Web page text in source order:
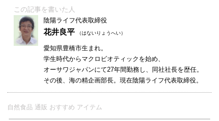
この記事を書いた人
陰陽ライフ代表取締役
花井良平 （はないりょうへい）
愛知県豊橋市生まれ。
学生時代からマクロビオティックを始め、
オーサワジャパンにて27年間勤務し、同社社長を歴任。
その後、海の精企画部長。現在陰陽ライフ代表取締役。
自然食品 通販 おすすめ アイテム